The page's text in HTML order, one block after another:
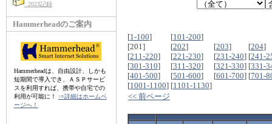
2023記録
Hammerheadのご案内
Hammerheadは、自由設計、しかも
短期間で導入でき、ＡＳＰサービ
スを利用すれば、携帯や自宅での
利用が可能に！
⇒詳細はホームペ
ージへ！
[1-100] [101-200]
[201]
[202] [203] [204]
[211-220] [221-230] [231-240] [241-
[301-310] [311-320] [321-330] [331-
[401-500] [501-600] [601-700] [701-
[1001-1100] [1101-1130]
<< 前ページ